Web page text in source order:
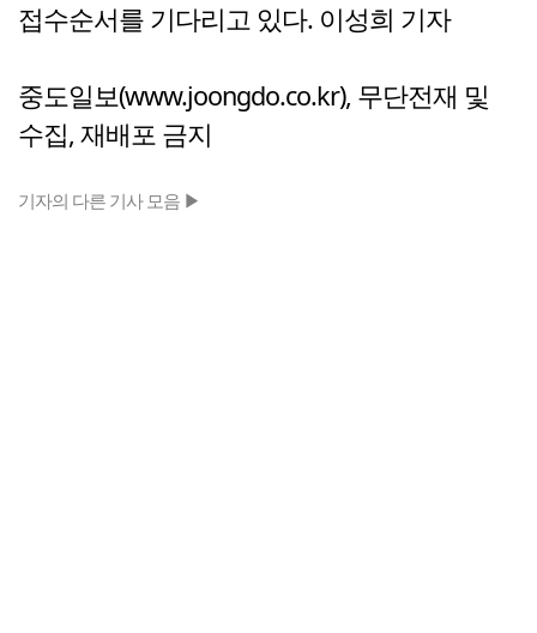
접수순서를 기다리고 있다. 이성희 기자
중도일보(www.joongdo.co.kr), 무단전재 및
수집, 재배포 금지
기자의 다른 기사 모음 ▶